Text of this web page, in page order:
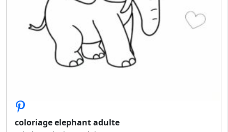
coloriage elephant adulte